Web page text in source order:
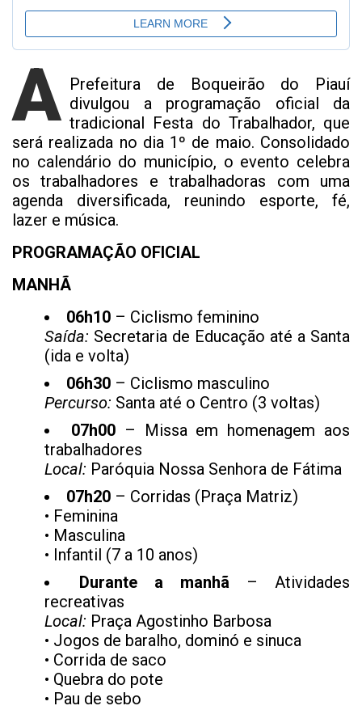
A Prefeitura de Boqueirão do Piauí
divulgou a programação oficial da
tradicional Festa do Trabalhador, que
será realizada no dia 1º de maio. Consolidado
no calendário do município, o evento celebra
os trabalhadores e trabalhadoras com uma
agenda diversificada, reunindo esporte, fé,
lazer e música.
PROGRAMAÇÃO OFICIAL
MANHÃ
06h10 – Ciclismo feminino
Saída: Secretaria de Educação até a Santa
(ida e volta)
06h30 – Ciclismo masculino
Percurso: Santa até o Centro (3 voltas)
07h00– Missa em homenagem aos
trabalhadores
Local: Paróquia Nossa Senhora de Fátima
07h20 – Corridas (Praça Matriz)
• Feminina
• Masculina
• Infantil (7 a 10 anos)
Durante a manhã – Atividades
recreativas
Local: Praça Agostinho Barbosa
• Jogos de baralho, dominó e sinuca
• Corrida de saco
• Quebra do pote
• Pau de sebo